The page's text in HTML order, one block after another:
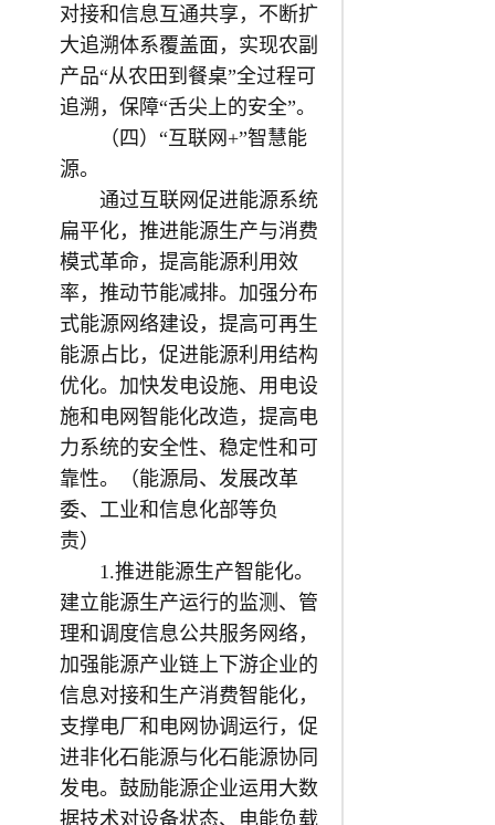
对接和信息互通共享，不断扩
大追溯体系覆盖面，实现农副
产品“从农田到餐桌”全过程可
追溯，保障“舌尖上的安全”。
（四）“互联网+”智慧能
源。
通过互联网促进能源系统
扁平化，推进能源生产与消费
模式革命，提高能源利用效
率，推动节能减排。加强分布
式能源网络建设，提高可再生
能源占比，促进能源利用结构
优化。加快发电设施、用电设
施和电网智能化改造，提高电
力系统的安全性、稳定性和可
靠性。（能源局、发展改革
委、工业和信息化部等负
责）
1.推进能源生产智能化。
建立能源生产运行的监测、管
理和调度信息公共服务网络，
加强能源产业链上下游企业的
信息对接和生产消费智能化，
支撑电厂和电网协调运行，促
进非化石能源与化石能源协同
发电。鼓励能源企业运用大数
据技术对设备状态、电能负载